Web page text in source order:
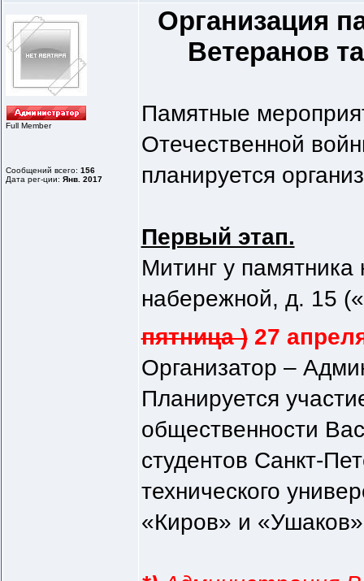
Full Member
Сообщений всего: 156
Дата рег-ции: Янв. 2017
Организация
Ветеранов
Памятные
Отечественной
планируется
Первый этап.
Митинг у
набережной, д. 15
пятница )27
Организатор –
Планируется
общественности
студентов Санкт-
технического
«Киров» и